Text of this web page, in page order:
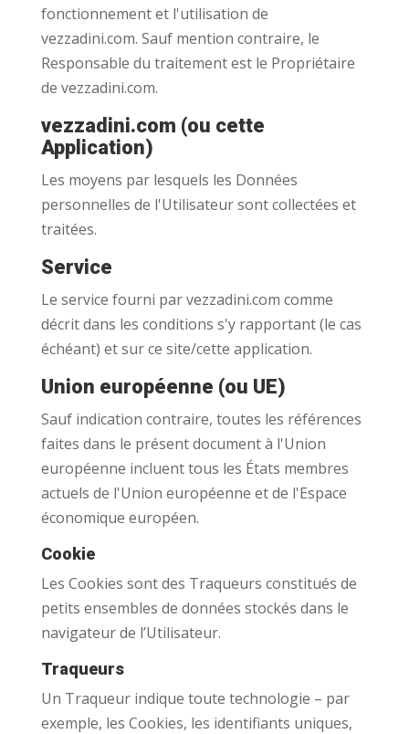
fonctionnement et l'utilisation de
vezzadini.com. Sauf mention contraire, le
Responsable du traitement est le Propriétaire
de vezzadini.com.
vezzadini.com (ou cette
Application)
Les moyens par lesquels les Données
personnelles de l'Utilisateur sont collectées et
traitées.
Service
Le service fourni par vezzadini.com comme
décrit dans les conditions s'y rapportant (le cas
échéant) et sur ce site/cette application.
Union européenne (ou UE)
Sauf indication contraire, toutes les références
faites dans le présent document à l'Union
européenne incluent tous les États membres
actuels de l'Union européenne et de l'Espace
économique européen.
Cookie
Les Cookies sont des Traqueurs constitués de
petits ensembles de données stockés dans le
navigateur de l’Utilisateur.
Traqueurs
Un Traqueur indique toute technologie – par
exemple, les Cookies, les identifiants uniques,